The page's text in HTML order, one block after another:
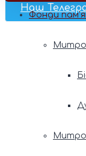
Наш
Фонди